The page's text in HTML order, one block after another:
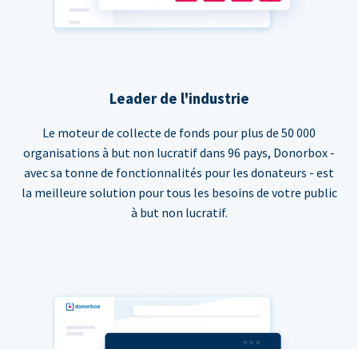
Leader de l'industrie
Le moteur de collecte de fonds pour plus de 50 000
organisations à but non lucratif dans 96 pays, Donorbox -
avec sa tonne de fonctionnalités pour les donateurs - est
la meilleure solution pour tous les besoins de votre public
à but non lucratif.